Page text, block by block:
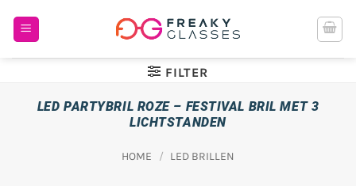
naar
FILTER
LED PARTYBRIL ROZE – FESTIVAL BRIL MET 3
LICHTSTANDEN
HOME / LED BRILLEN